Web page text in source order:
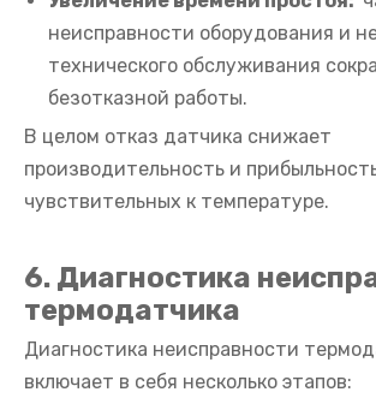
неисправности оборудования и
технического обслуживания
безотказной работы.
В целом отказ датчика снижает
производительность и
чувствительных к температуре.
6. Диагностика
термодатчика
Диагностика неисправности
включает в себя несколько этапов: